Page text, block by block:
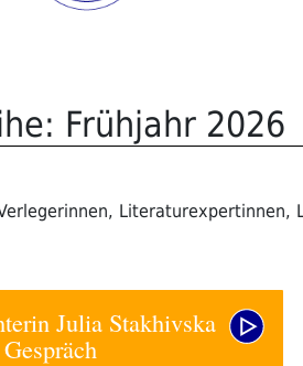
Frühjahr 2026
Literaturexpertinnen,
Julia Stakhivska